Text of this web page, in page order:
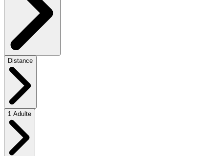
Distance
1 Adulte